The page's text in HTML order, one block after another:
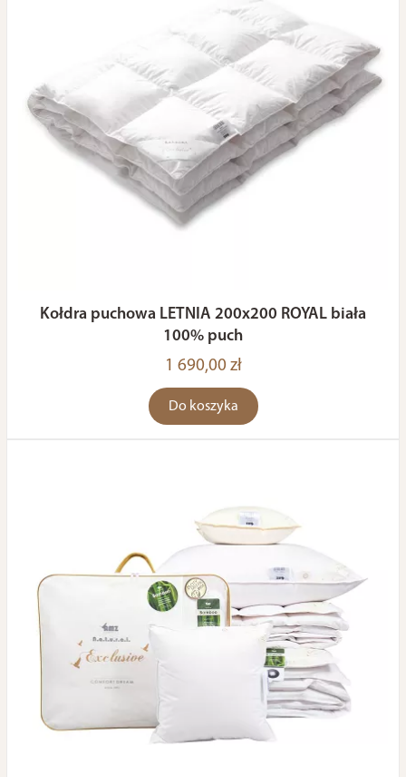
Kołdra puchowa LETNIA 200x200 ROYAL biała
100% puch
1 690,00 zł
Do koszyka